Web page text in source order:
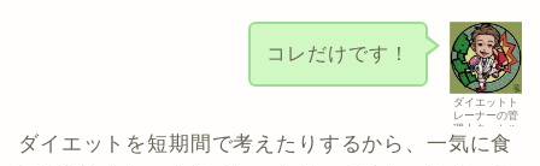
ダイエットト
レーナーの管
理人タートル
コレだけです！
ダイエットを短期間で考えたりするから、一気に食